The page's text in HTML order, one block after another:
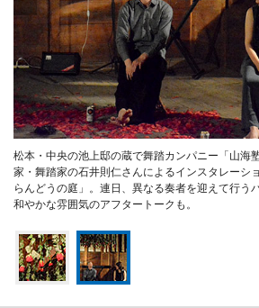
松本・中央の池上邸の蔵で舞踏カンパニー「山海
家・舞踏家の石井則仁さんによるインスタレーシ
らんどうの庭」。連日、異なる奏者を迎えて行う
和やかな雰囲気のアフタートークも。